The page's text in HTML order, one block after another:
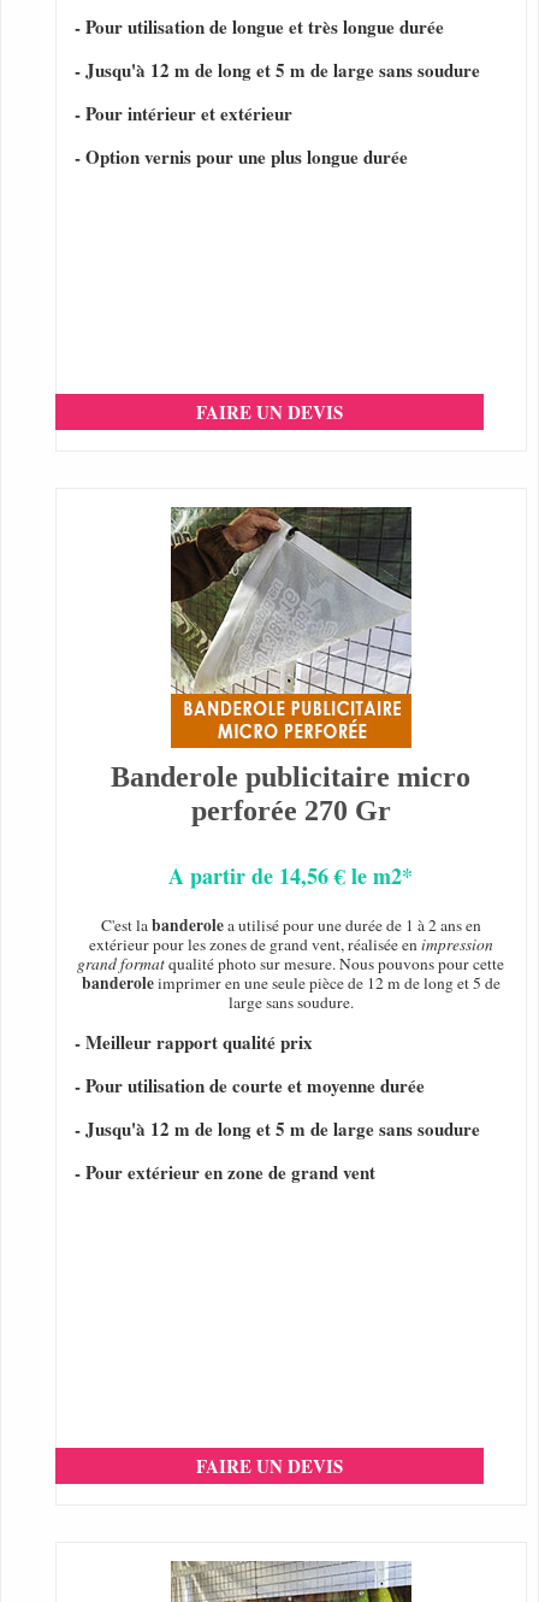
- Pour utilisation de longue et très longue durée
- Jusqu'à 12 m de long et 5 m de large sans soudure
- Pour intérieur et extérieur
- Option vernis pour une plus longue durée
FAIRE UN DEVIS
Banderole publicitaire micro
perforée 270 Gr
A partir de 14,56 € le m2*
C'est labanderolea utilisé pour une durée de 1 à 2 ans en
extérieur pour les zones de grand vent, réalisée enimpression
grand formatqualité photo sur mesure. Nous pouvons pour cette
banderoleimprimer en une seule pièce de 12 m de long et 5 de
large sans soudure.
- Meilleur rapport qualité prix
- Pour utilisation de courte et moyenne durée
- Jusqu'à 12 m de long et 5 m de large sans soudure
- Pour extérieur en zone de grand vent
FAIRE UN DEVIS